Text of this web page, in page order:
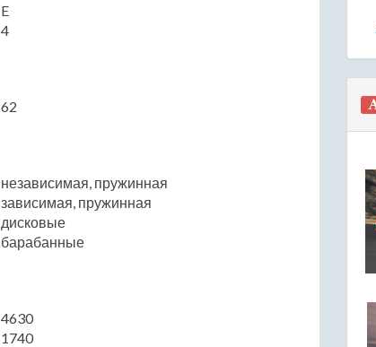
E
4
62
независимая, пружинная
зависимая, пружинная
дисковые
барабанные
4630
1740